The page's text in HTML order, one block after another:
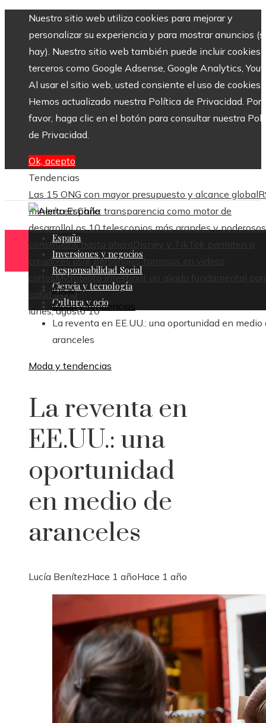
Nuestro sitio web utiliza cookies para mejorar y
personalizar su experiencia y para mostrar anuncios
hay). Nuestro sitio web también puede incluir cookies
terceros como Google Adsense, Google Analytics,
Al usar el sitio web, usted consiente el uso de cookies.
Hemos actualizado nuestra Política de Privacidad. Por
favor, haga clic en el botón para consultar nuestra
de Privacidad.
Ok, acepto
Tendencias
Las 15 ONG con mayor presupuesto y alcance global
minería en Chile: transparencia como motor de
desarrolloLos 10 telescopios más grandes y poderosos
construidos hasta ahora
Disney y TikTok permiten a
creadores usar personajes famosos en videos
cortosMicrobiota intestinal: un aliado fundamental
salud diaria
lunes, agosto 10
España
Inversiones y negocios
Responsabilidad Social
Ciencia y tecnología
Cultura y ocio
Inicio
Moda y tendencias
La reventa en EE.UU.: una oportunidad en medio
aranceles
Moda y tendencias
La reventa en
EE.UU.: una
oportunidad
en medio de
aranceles
Lucía BenítezHace 1 añoHace 1 año